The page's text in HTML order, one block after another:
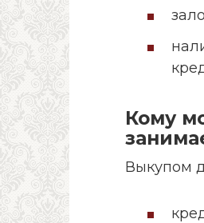
Кому
Выкупом